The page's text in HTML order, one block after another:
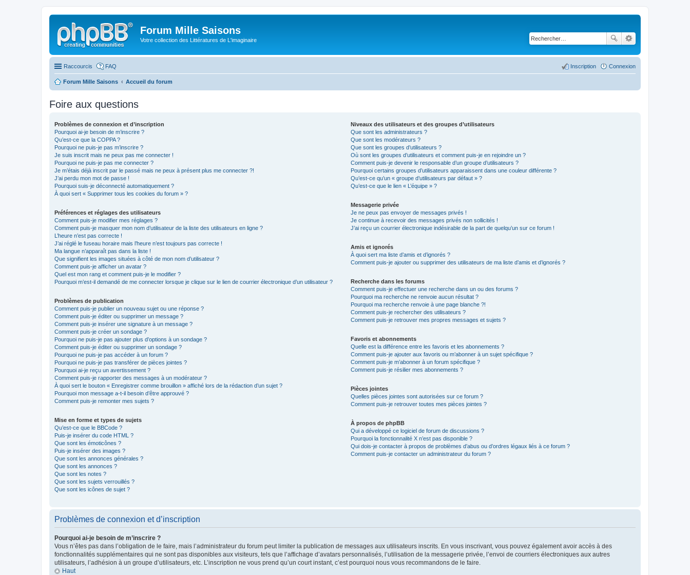
Forum Mille Saisons
Votre collection des Littératures de L'imaginaire
Raccourcis FAQ Connexion
Inscription
Forum Mille Saisons Accueil du forum
Foire aux questions
Problèmes de connexion et d’inscription
Pourquoi ai-je besoin de m’inscrire ?
Qu’est-ce que la COPPA ?
Pourquoi ne puis-je pas m’inscrire ?
Je suis inscrit mais ne peux pas me connecter !
Pourquoi ne puis-je pas me connecter ?
Je m’étais déjà inscrit par le passé mais ne peux à présent plus me connecter ?!
J’ai perdu mon mot de passe !
Pourquoi suis-je déconnecté automatiquement ?
À quoi sert « Supprimer tous les cookies du forum » ?
Préférences et réglages des utilisateurs
Comment puis-je modifier mes réglages ?
Comment puis-je masquer mon nom d’utilisateur de la liste des utilisateurs en ligne ?
L’heure n’est pas correcte !
J’ai réglé le fuseau horaire mais l’heure n’est toujours pas correcte !
Ma langue n’apparaît pas dans la liste !
Que signifient les images situées à côté de mon nom d’utilisateur ?
Comment puis-je afficher un avatar ?
Quel est mon rang et comment puis-je le modifier ?
Pourquoi m’est-il demandé de me connecter lorsque je clique sur le lien de courrier électronique d’un utilisateur ?
Problèmes de publication
Comment puis-je publier un nouveau sujet ou une réponse ?
Comment puis-je éditer ou supprimer un message ?
Comment puis-je insérer une signature à un message ?
Comment puis-je créer un sondage ?
Pourquoi ne puis-je pas ajouter plus d’options à un sondage ?
Comment puis-je éditer ou supprimer un sondage ?
Pourquoi ne puis-je pas accéder à un forum ?
Pourquoi ne puis-je pas transférer de pièces jointes ?
Pourquoi ai-je reçu un avertissement ?
Comment puis-je rapporter des messages à un modérateur ?
À quoi sert le bouton « Enregistrer comme brouillon » affiché lors de la rédaction d’un sujet ?
Pourquoi mon message a-t-il besoin d’être approuvé ?
Comment puis-je remonter mes sujets ?
Mise en forme et types de sujets
Qu’est-ce que le BBCode ?
Puis-je insérer du code HTML ?
Que sont les émoticônes ?
Puis-je insérer des images ?
Que sont les annonces générales ?
Que sont les annonces ?
Que sont les notes ?
Que sont les sujets verrouillés ?
Que sont les icônes de sujet ?
Niveaux des utilisateurs et des groupes d’utilisateurs
Que sont les administrateurs ?
Que sont les modérateurs ?
Que sont les groupes d’utilisateurs ?
Où sont les groupes d’utilisateurs et comment puis-je en rejoindre un ?
Comment puis-je devenir le responsable d’un groupe d’utilisateurs ?
Pourquoi certains groupes d’utilisateurs apparaissent dans une couleur différente ?
Qu’est-ce qu’un « groupe d’utilisateurs par défaut » ?
Qu’est-ce que le lien « L’équipe » ?
Messagerie privée
Je ne peux pas envoyer de messages privés !
Je continue à recevoir des messages privés non sollicités !
J’ai reçu un courrier électronique indésirable de la part de quelqu’un sur ce forum !
Amis et ignorés
À quoi sert ma liste d’amis et d’ignorés ?
Comment puis-je ajouter ou supprimer des utilisateurs de ma liste d’amis et d’ignorés ?
Recherche dans les forums
Comment puis-je effectuer une recherche dans un ou des forums ?
Pourquoi ma recherche ne renvoie aucun résultat ?
Pourquoi ma recherche renvoie à une page blanche ?!
Comment puis-je rechercher des utilisateurs ?
Comment puis-je retrouver mes propres messages et sujets ?
Favoris et abonnements
Quelle est la différence entre les favoris et les abonnements ?
Comment puis-je ajouter aux favoris ou m’abonner à un sujet spécifique ?
Comment puis-je m’abonner à un forum spécifique ?
Comment puis-je résilier mes abonnements ?
Pièces jointes
Quelles pièces jointes sont autorisées sur ce forum ?
Comment puis-je retrouver toutes mes pièces jointes ?
À propos de phpBB
Qui a développé ce logiciel de forum de discussions ?
Pourquoi la fonctionnalité X n’est pas disponible ?
Qui dois-je contacter à propos de problèmes d’abus ou d’ordres légaux liés à ce forum ?
Comment puis-je contacter un administrateur du forum ?
Problèmes de connexion et d’inscription
Pourquoi ai-je besoin de m’inscrire ?
Vous n’êtes pas dans l’obligation de le faire, mais l’administrateur du forum peut limiter la publication de messages aux utilisateurs inscrits. En vous inscrivant, vous pouvez également avoir accès à des
fonctionnalités supplémentaires qui ne sont pas disponibles aux visiteurs, tels que l’affichage d’avatars personnalisés, l’utilisation de la messagerie privée, l’envoi de courriers électroniques aux autres
utilisateurs, l’adhésion à un groupe d’utilisateurs, etc. L’inscription ne vous prend qu’un court instant, c’est pourquoi nous vous recommandons de le faire.
Haut